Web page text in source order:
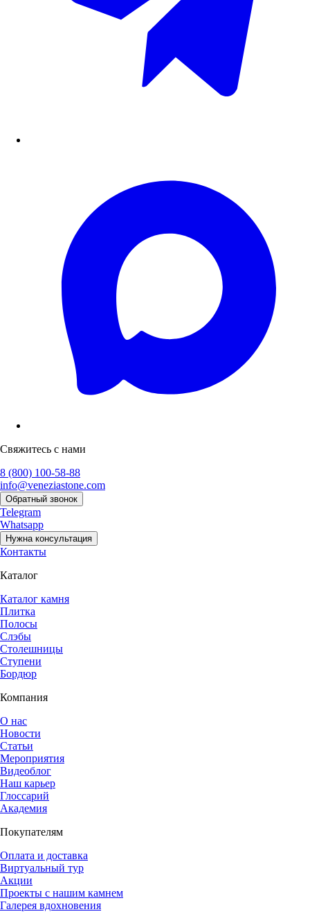
Свяжитесь с нами
8 (800) 100-58-88
info@veneziastone.com
Обратный звонок
Telegram
Whatsapp
Нужна консультация
Контакты
Каталог
Каталог камня
Плитка
Полосы
Слэбы
Столешницы
Ступени
Бордюр
Компания
О нас
Новости
Статьи
Мероприятия
Видеоблог
Наш карьер
Глоссарий
Академия
Покупателям
Оплата и доставка
Виртуальный тур
Акции
Проекты с нашим камнем
Галерея вдохновения